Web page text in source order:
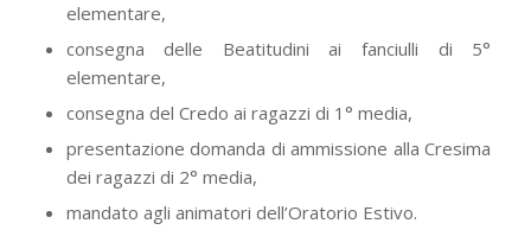
elementare,
consegna delle Beatitudini ai fanciulli di 5°
elementare,
consegna del Credo ai ragazzi di 1° media,
presentazione domanda di ammissione alla Cresima
dei ragazzi di 2° media,
mandato agli animatori dell’Oratorio Estivo.